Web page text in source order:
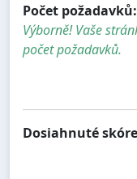
Počet požadavků:
Výborně! Vaše
počet požadavků.
Dosiahnuté